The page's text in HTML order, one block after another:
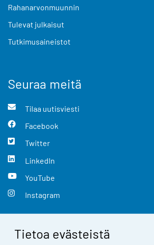
Tietoa evästeistä
Rahanarvonmuunnin
Tulevat julkaisut
Tutkimusaineistot
Seuraa meitä
Tilaa uutisviesti
Facebook
Twitter
LinkedIn
YouTube
Instagram
Yhteystiedot